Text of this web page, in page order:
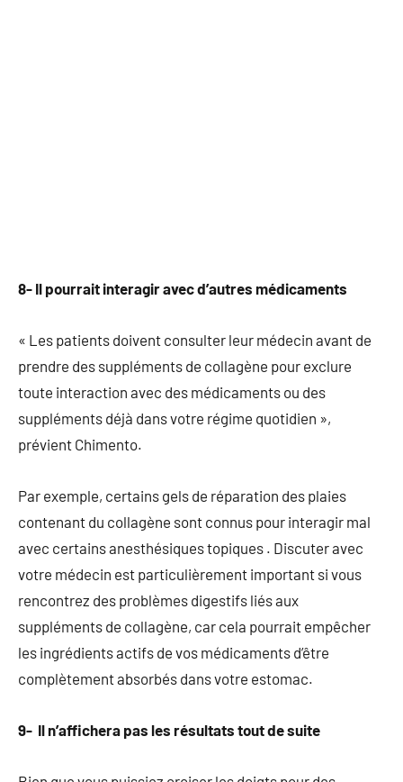
8- Il pourrait interagir avec d’autres médicaments
« Les patients doivent consulter leur médecin avant de
prendre des suppléments de collagène pour exclure
toute interaction avec des médicaments ou des
suppléments déjà dans votre régime quotidien »,
prévient Chimento.
Par exemple, certains gels de réparation des plaies
contenant du collagène sont connus pour interagir mal
avec certains anesthésiques topiques . Discuter avec
votre médecin est particulièrement important si vous
rencontrez des problèmes digestifs liés aux
suppléments de collagène, car cela pourrait empêcher
les ingrédients actifs de vos médicaments d’être
complètement absorbés dans votre estomac.
9- Il n’affichera pas les résultats tout de suite